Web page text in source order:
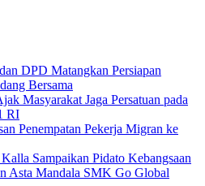
DPD Matangkan Persiapan
Bersama
Masyarakat Jaga Persatuan pada
RI
Penempatan Pekerja Migran ke
Sampaikan Pidato Kebangsaan
Asta Mandala SMK Go Global